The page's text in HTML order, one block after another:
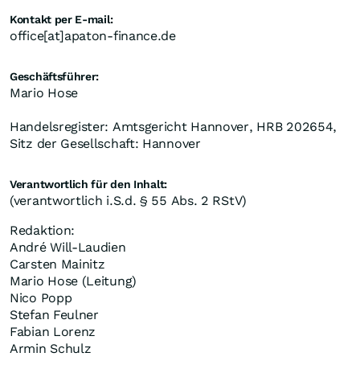
Kontakt per E-mail:
office[at]apaton-finance.de
Geschäftsführer:
Mario Hose
Handelsregister: Amtsgericht Hannover, HRB 202654,
Sitz der Gesellschaft: Hannover
Verantwortlich für den Inhalt:
(verantwortlich i.S.d. § 55 Abs. 2 RStV)
Redaktion:
André Will-Laudien
Carsten Mainitz
Mario Hose (Leitung)
Nico Popp
Stefan Feulner
Fabian Lorenz
Armin Schulz